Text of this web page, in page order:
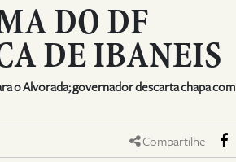
DO DF
DE IBANEIS
o Alvorada; governador descarta chapa com
Compartilhe